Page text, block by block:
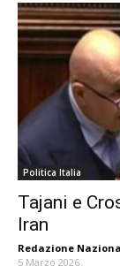
Politica Italia
Tajani e
Iran
Redazione
5 Marzo 2026